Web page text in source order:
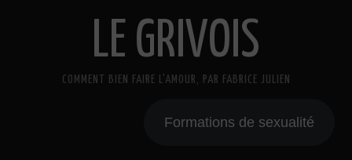
LE GRIVOIS
COMMENT BIEN FAIRE L'AMOUR, PAR FABRICE JULIEN
Formations de sexualité